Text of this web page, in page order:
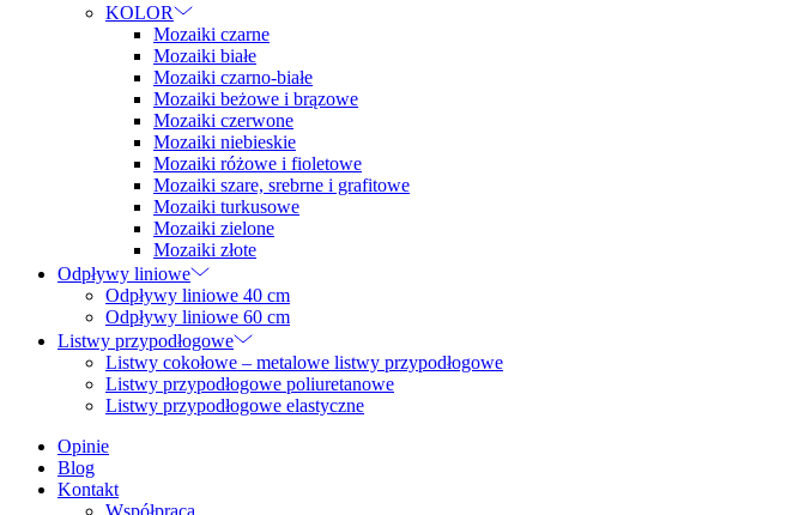
KOLOR
Mozaiki czarne
Mozaiki białe
Mozaiki czarno-białe
Mozaiki beżowe i brązowe
Mozaiki czerwone
Mozaiki niebieskie
Mozaiki różowe i fioletowe
Mozaiki szare, srebrne i grafitowe
Mozaiki turkusowe
Mozaiki zielone
Mozaiki złote
Odpływy liniowe
Odpływy liniowe 40 cm
Odpływy liniowe 60 cm
Listwy przypodłogowe
Listwy cokołowe – metalowe listwy przypodłogowe
Listwy przypodłogowe poliuretanowe
Listwy przypodłogowe elastyczne
Opinie
Blog
Kontakt
Współpraca